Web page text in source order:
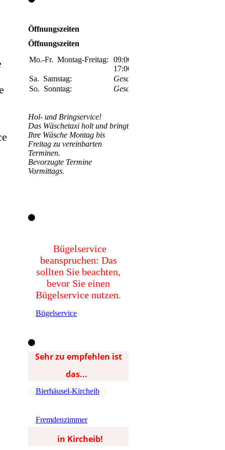
Öffnungszeiten
Öffnungszeiten
Mo.-Fr. Montag-Freitag:
09:00h-
17:00h
Sa. Samstag:
Geschlossen
So. Sonntag: Geschlossen
Hol- und Bringservice!
Das Wäschetaxi holt und bringt
Ihre Wäsche Montag bis
Freitag zu vereinbarten
Terminen.
Bevorzugte Termine
Vormittags.
Bügelservice
beanspruchen: Das
sollten Sie beachten,
bevor Sie einen
Bügelservice nutzen.
Bügelservice
Sehr zu empfehlen ist
das...
Bierhäusel-Kircheib
Fremdenzimmer
in Kircheib!